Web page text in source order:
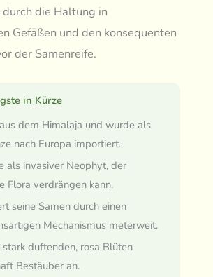
die Haltung in
Gefäßen und den konsequenten
der Samenreife.
in Kürze
dem Himalaja und wurde als
nach Europa importiert.
als invasiver Neophyt, der
Flora verdrängen kann.
seine Samen durch einen
Mechanismus meterweit.
duftenden, rosa Blüten
Bestäuber an.